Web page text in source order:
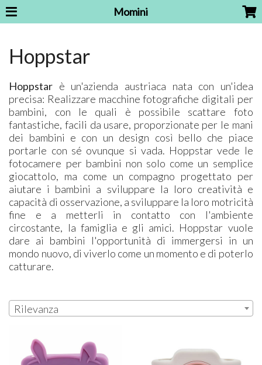
Momini
Hoppstar
Hoppstar è un'azienda austriaca nata con un'idea
precisa: Realizzare macchine fotografiche digitali per
bambini, con le quali è possibile scattare foto
fantastiche, facili da usare, proporzionate per le mani
dei bambini e con un design così bello che piace
portarle con sé ovunque si vada. Hoppstar vede le
fotocamere per bambini non solo come un semplice
giocattolo, ma come un compagno progettato per
aiutare i bambini a sviluppare la loro creatività e
capacità di osservazione, a sviluppare la loro motricità
fine e a metterli in contatto con l'ambiente
circostante, la famiglia e gli amici. Hoppstar vuole
dare ai bambini l'opportunità di immergersi in un
mondo nuovo, di viverlo come un momento e di poterlo
catturare.
Rilevanza